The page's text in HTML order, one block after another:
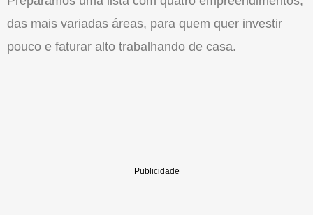
das mais variadas áreas, para quem quer investir
pouco e faturar alto trabalhando de casa.